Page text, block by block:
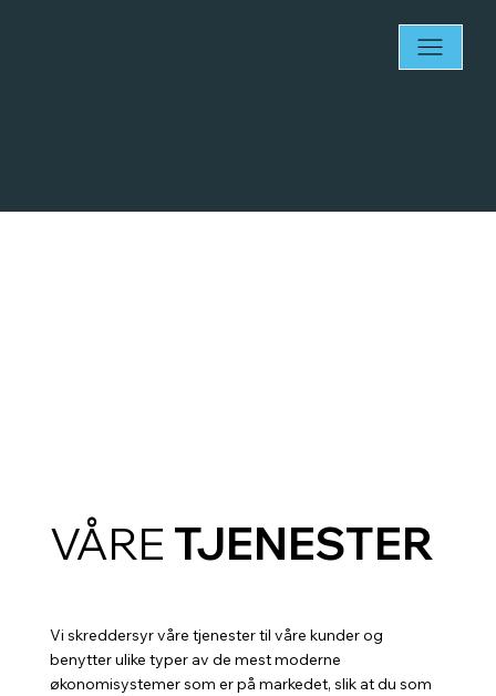
VÅRE TJENESTER
Vi skreddersyr våre tjenester til våre kunder og
benytter ulike typer av de mest moderne
økonomisystemer som er på markedet, slik at du som